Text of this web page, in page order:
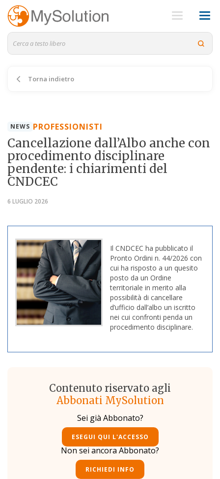
Torna indietro
NEWS PROFESSIONISTI
Cancellazione dall’Albo anche con
procedimento disciplinare
pendente: i chiarimenti del
CNDCEC
6 LUGLIO 2026
Il CNDCEC ha pubblicato il
Pronto Ordini n. 44/2026 con
cui ha risposto a un quesito
posto da un Ordine
territoriale in merito alla
possibilità di cancellare
d’ufficio dall’albo un iscritto
nei cui confronti penda un
procedimento disciplinare.
Contenuto riservato agli
Abbonati MySolution
Sei già Abbonato?
ESEGUI QUI L'ACCESSO
Non sei ancora Abbonato?
RICHIEDI INFO